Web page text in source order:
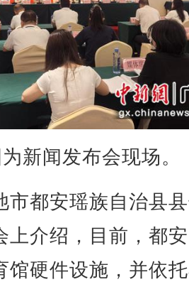
为新闻发布会现场。
都安瑶族自治县
上介绍，目前，都
馆硬件设施，并依